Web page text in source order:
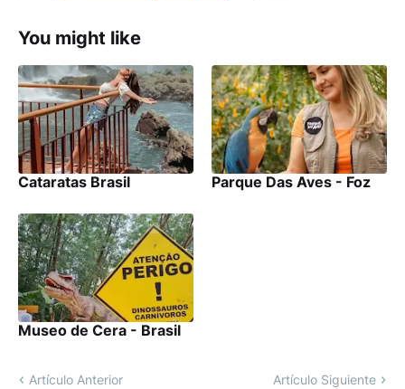
You might like
Cataratas Brasil Parque Das Aves - Foz
Museo de Cera - Brasil
Artículo Anterior Artículo Siguiente